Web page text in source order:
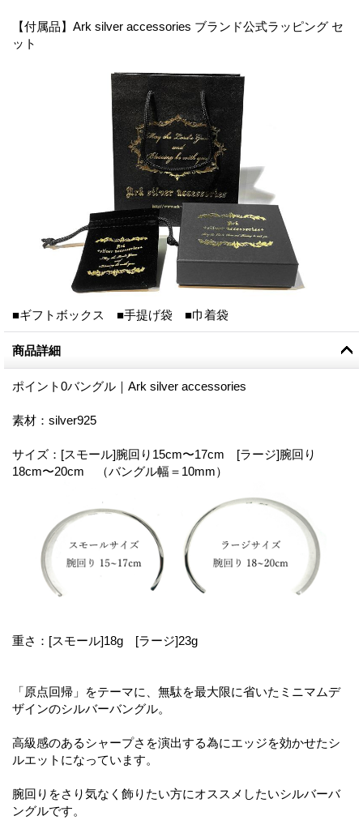
【付属品】Ark silver accessories ブランド公式ラッピング セ
ット
■ギフトボックス ■手提げ袋 ■巾着袋
商品詳細
ポイント0バングル｜Ark silver accessories
素材：silver925
サイズ：[スモール]腕回り15cm〜17cm [ラージ]腕回り
18cm〜20cm （バングル幅＝10mm）
重さ：[スモール]18g [ラージ]23g
「原点回帰」をテーマに、無駄を最大限に省いたミニマムデ
ザインのシルバーバングル。
高級感のあるシャープさを演出する為にエッジを効かせたシ
ルエットになっています。
腕回りをさり気なく飾りたい方にオススメしたいシルバーバ
ングルです。